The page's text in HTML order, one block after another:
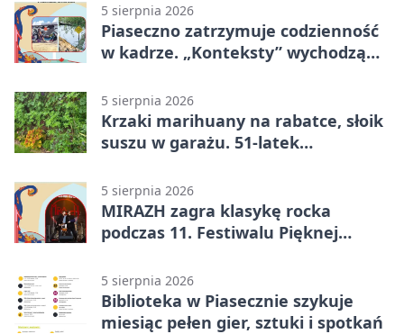
5 sierpnia 2026
Piaseczno zatrzymuje codzienność
w kadrze. „Konteksty” wychodzą
5 sierpnia 2026
Krzaki marihuany na rabatce, słoik
suszu w garażu. 51-latek
5 sierpnia 2026
MIRAZH zagra klasykę rocka
podczas 11. Festiwalu Pięknej
5 sierpnia 2026
Biblioteka w Piasecznie szykuje
miesiąc pełen gier, sztuki i spotkań